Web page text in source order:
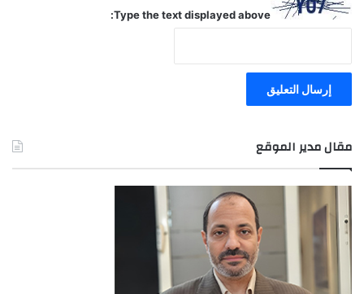
Type the text displayed above:
مقال مدير الموقع